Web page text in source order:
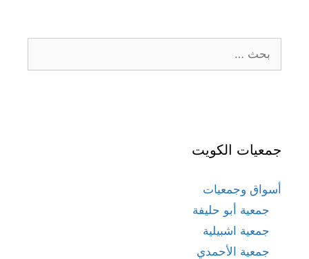
عن:
جمعيات الكويت
أسواق وجمعيات
جمعية أبو حليفة
جمعية اشبيلية
جمعية الأحمدي